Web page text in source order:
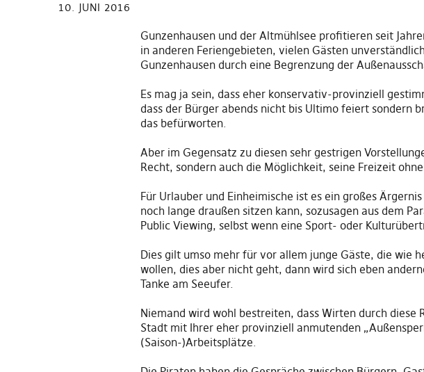
10. JUNI 2016
Gunzenhausen und der Altmühlsee profitieren seit
in anderen Feriengebieten, vielen Gästen
Gunzenhausen durch eine Begrenzung der
Es mag ja sein, dass eher konservativ-provinziell
dassder Bürger abends nicht bis Ultimo feiert sondern
das befürworten.
Aber im Gegensatz zu diesen sehr gestrigen
Recht, sondern auch die Möglichkeit, seine Freizeit
Für Urlauber und Einheimische ist es ein großes
noch lange draußen sitzen kann, sozusagen aus dem
PublicViewing, selbst wenn eine Sport- oder
Dies gilt umso mehr für vor allem junge Gäste, die wie
wollen, dies aber nicht geht, dann wird sich eben
Tanke am Seeufer.
Niemand wird wohl bestreiten, dass Wirten durch diese
Stadt mit Ihrer eher provinziell anmutenden
(Saison-)Arbeitsplätze.